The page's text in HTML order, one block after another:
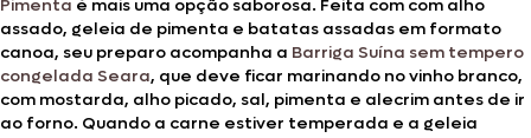
Pimenta é mais uma opção saborosa. Feita com com alho
assado, geleia de pimenta e batatas assadas em formato
canoa, seu preparo acompanha a Barriga Suína sem tempero
congelada Seara, que deve ficar marinando no vinho branco,
com mostarda, alho picado, sal, pimenta e alecrim antes de ir
ao forno. Quando a carne estiver temperada e a geleia